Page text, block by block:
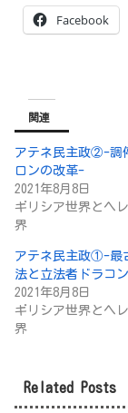
Facebook
関連
アテネ民主政②-調
ロンの改革-
2021年8月8日
ギリシア世界とヘ
界
アテネ民主政①-最
法と立法者ドラコ
2021年8月8日
ギリシア世界とヘ
界
Related Posts